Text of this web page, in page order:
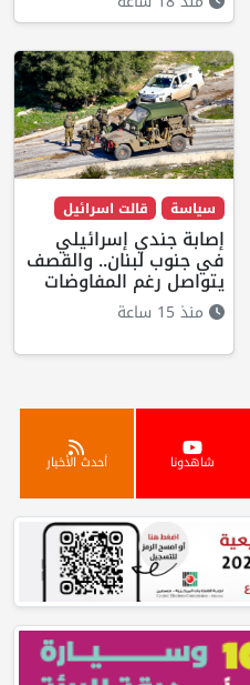
سياسة قالت اسرائيل
إصابة جندي إسرائيلي
في جنوب لبنان.. والقصف
يتواصل رغم المفاوضات
منذ 15 ساعة
شاهدونا أحدث الأخبار